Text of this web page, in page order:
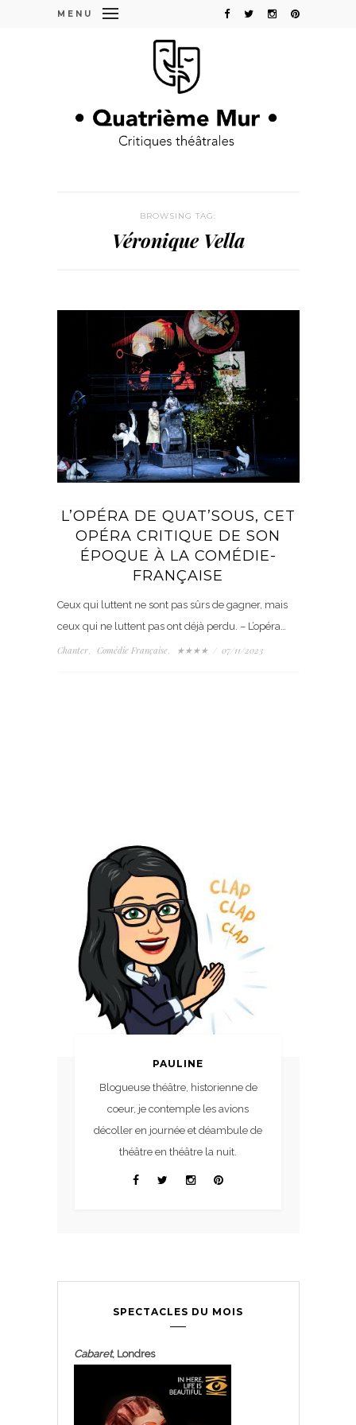
MENU
BROWSING TAG:
Véronique Vella
L’OPÉRA DE QUAT’SOUS, CET
OPÉRA CRITIQUE DE SON
ÉPOQUE À LA COMÉDIE-
FRANÇAISE
Ceux qui luttent ne sont pas sûrs de gagner, mais
ceux qui ne luttent pas ont déjà perdu. – L’opéra…
Chanter, Comédie Française, ★★★★ / 07/11/2023
PAULINE
Blogueuse théâtre, historienne de
coeur, je contemple les avions
décoller en journée et déambule de
théâtre en théâtre la nuit.
SPECTACLES DU MOIS
Cabaret, Londres